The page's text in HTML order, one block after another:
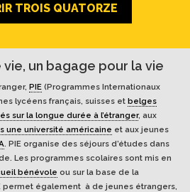
TROIS QUATORZE
un bagage pour la vie
PIE (Programmes Internationaux
lycéens français, suisses et belges
sur la longue durée à l’étranger, aux
une université américaine et aux jeunes
. PIE organise des séjours d’études dans
Les programmes scolaires sont mis en
bénévole ou sur la base de la
permet également à de jeunes étrangers,